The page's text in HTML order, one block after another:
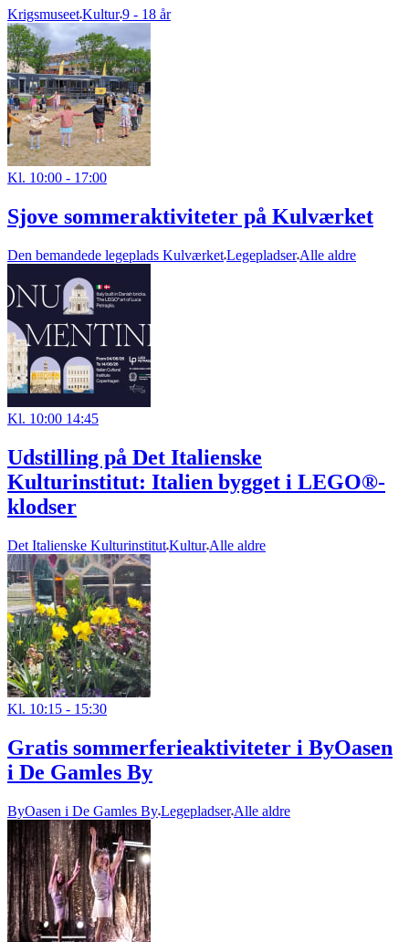
KrigsmuseetKultur9 - 18 år
Kl. 10:00 - 17:00
Sjove sommeraktiviteter på Kulværket
Den bemandede legeplads KulværketLegepladser Alle aldre
Kl. 10:00 14:45
Udstilling på Det Italienske
Kulturinstitut: Italien bygget i LEGO®-
klodser
Det Italienske KulturinstitutKultur Alle aldre
Kl. 10:15 - 15:30
Gratis sommerferieaktiviteter i ByOasen
i De Gamles By
ByOasen i De Gamles ByLegepladser Alle aldre